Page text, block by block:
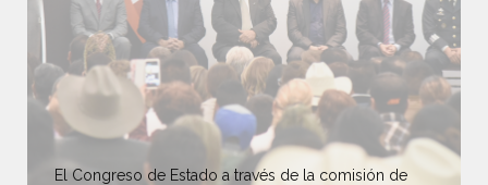
El Congreso de Estado a través de la comisión de